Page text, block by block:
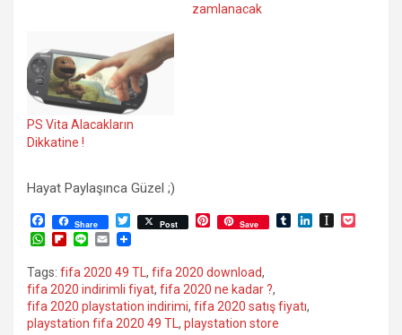
zamlanacak
PS Vita Alacakların
Dikkatine !
Hayat Paylaşınca Güzel ;)
F
b
o
o
k
Share
T
w
i
t
e
r
Post
P
t
e
r
e
s
Save
T
L
W
a
t
s
A
p
F
i
p
b
o
a
n
e
E
a
i
l
Tags: fifa 2020 49 TL , fifa 2020 download,
fifa 2020 indirimli fiyat, fifa 2020 ne kadar ?,
fifa 2020 playstation indirimi, fifa 2020 satış fiyatı,
playstation fifa 2020 49 TL , playstation store